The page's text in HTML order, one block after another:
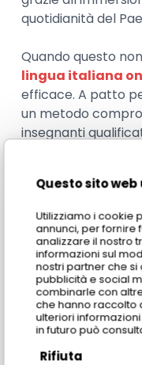
Questo sito
Utilizziamo i cookie
annunci, per fornire
analizzare il nostro
informazioni sul
nostri partner che
pubblicità e social
combinarle con
che hanno raccolto
ulteriori
in futuro può
Rifiuta
quotidianità del
Quando questo
lingua italiana
efficace. A patto
un metodo
insegnanti
Come ti abbiamo
Italiani queste
convivono,
di scegliere il
Che tu preferisca
a distanza, con il
un metodo
concreti e duraturi